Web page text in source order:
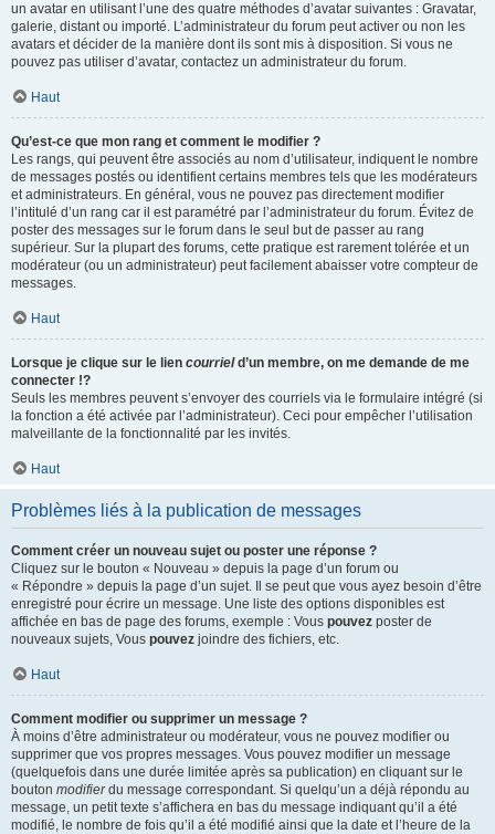
un avatar en utilisant l’une des quatre méthodes d’avatar suivantes : Gravatar,
galerie, distant ou importé. L’administrateur du forum peut activer ou non les
avatars et décider de la manière dont ils sont mis à disposition. Si vous ne
pouvez pas utiliser d’avatar, contactez un administrateur du forum.
Haut
Qu’est-ce que mon rang et comment le modifier ?
Les rangs, qui peuvent être associés au nom d’utilisateur, indiquent le nombre
de messages postés ou identifient certains membres tels que les modérateurs
et administrateurs. En général, vous ne pouvez pas directement modifier
l’intitulé d’un rang car il est paramétré par l’administrateur du forum. Évitez de
poster des messages sur le forum dans le seul but de passer au rang
supérieur. Sur la plupart des forums, cette pratique est rarement tolérée et un
modérateur (ou un administrateur) peut facilement abaisser votre compteur de
messages.
Haut
Lorsque je clique sur le lien courrield’un membre, on me demande de me
connecter !?
Seuls les membres peuvent s’envoyer des courriels via le formulaire intégré (si
la fonction a été activée par l’administrateur). Ceci pour empêcher l’utilisation
malveillante de la fonctionnalité par les invités.
Haut
Problèmes liés à la publication de messages
Comment créer un nouveau sujet ou poster une réponse ?
Cliquez sur le bouton « Nouveau » depuis la page d’un forum ou
« Répondre » depuis la page d’un sujet. Il se peut que vous ayez besoin d’être
enregistré pour écrire un message. Une liste des options disponibles est
affichée en bas de page des forums, exemple : Vous pouvez poster de
nouveaux sujets, Vous pouvez joindre des fichiers, etc.
Haut
Comment modifier ou supprimer un message ?
À moins d’être administrateur ou modérateur, vous ne pouvez modifier ou
supprimer que vos propres messages. Vous pouvez modifier un message
(quelquefois dans une durée limitée après sa publication) en cliquant sur le
bouton modifierdu message correspondant. Si quelqu’un a déjà répondu au
message, un petit texte s’affichera en bas du message indiquant qu’il a été
modifié, le nombre de fois qu’il a été modifié ainsi que la date et l’heure de la